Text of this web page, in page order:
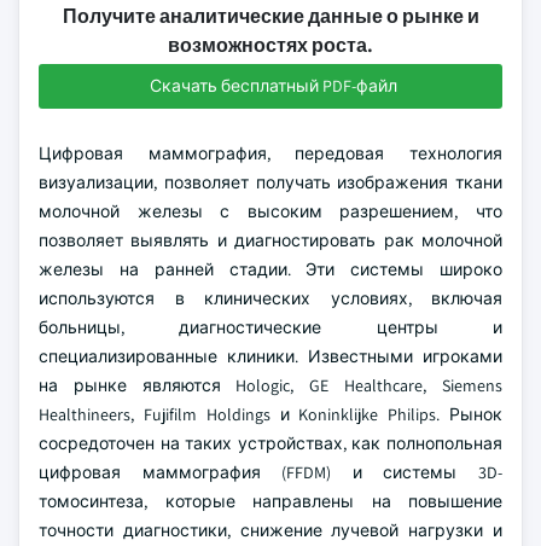
Получите аналитические данные о рынке и
возможностях роста.
Скачать бесплатный PDF-файл
Цифровая маммография, передовая технология
визуализации, позволяет получать изображения ткани
молочной железы с высоким разрешением, что
позволяет выявлять и диагностировать рак молочной
железы на ранней стадии. Эти системы широко
используются в клинических условиях, включая
больницы, диагностические центры и
специализированные клиники. Известными игроками
на рынке являются Hologic, GE Healthcare, Siemens
Healthineers, Fujifilm Holdings и Koninklijke Philips. Рынок
сосредоточен на таких устройствах, как полнопольная
цифровая маммография (FFDM) и системы 3D-
томосинтеза, которые направлены на повышение
точности диагностики, снижение лучевой нагрузки и